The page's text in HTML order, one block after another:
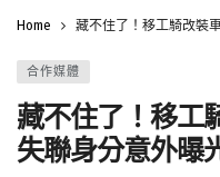
Home 藏不住了！移工騎改裝
合作媒體
藏不住了！移工
失聯身分意外曝